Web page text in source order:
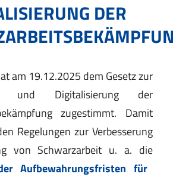
DER S
am 19.12.2025 dem Gesetz zur
und Digitalisierung der
zugestimmt. Damit
Regelungen zur Verbesserung
von Schwarzarbeit u. a. die
Aufbewahrungsfristen für